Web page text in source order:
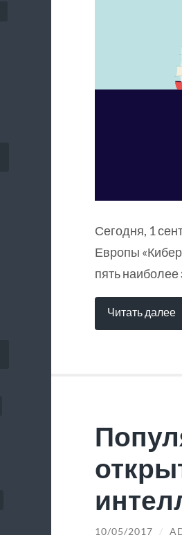
Сегодня, 1
Европы
пять
Читать далее
10/05/2017 /